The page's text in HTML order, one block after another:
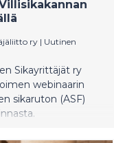
ry | Uutinen
Sikayrittäjät ry
webinaarin
sikaruton (ASF)